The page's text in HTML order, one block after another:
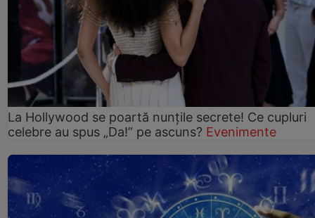
La Hollywood se poartă nunțile secrete! Ce cupluri
celebre au spus „Da!” pe ascuns? Evenimente